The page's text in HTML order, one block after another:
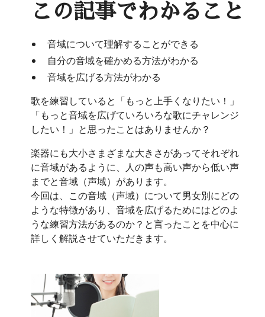
この記事でわかること
音域について理解することができる
自分の音域を確かめる方法がわかる
音域を広げる方法がわかる
歌を練習していると「もっと上手くなりたい！」
「もっと音域を広げていろいろな歌にチャレンジ
したい！」と思ったことはありませんか？
楽器にも大小さまざまな大きさがあってそれぞれ
に音域があるように、人の声も高い声から低い声
までと音域（声域）があります。
今回は、この音域（声域）について男女別にどの
ような特徴があり、音域を広げるためにはどのよ
うな練習方法があるのか？と言ったことを中心に
詳しく解説させていただきます。